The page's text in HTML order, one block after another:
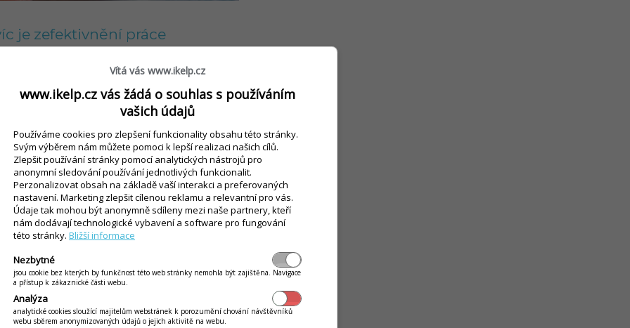
je zefektivnění práce
na tiskárnu a spotřební materiál
účtenkami za zmínku i
a zefektivňovat chod vašeho
„papírování“. Číšníci i poslíčci
na obsluhu, resp.donášku, a
projevem.
Vítá vás www.ikelp.cz
www.ikelp.cz vás žádá o souhlas s používáním
vašich údajů
Používáme cookies pro zlepšení funkcionality obsahu této stránky.
Svým výběrem nám můžete pomoci k lepší realizaci našich cílů.
Zlepšit používání stránky pomocí analytických nástrojů pro
anonymní sledování používání jednotlivých funkcionalit.
Perzonalizovat obsah na základě vaší interakci a preferovaných
nastavení. Marketing zlepšit cílenou reklamu a relevantní pro vás.
Údaje tak mohou být anonymně sdíleny mezi naše partnery, kteří
nám dodávají technologické vybavení a software pro fungování
této stránky. Bližší informace
Nezbytné
jsou cookie bez kterých by funkčnost této web stránky nemohla být zajištěna. Navigace
a přístup k zákaznické části webu.
Analýza
analytické cookies sloužící majitelům webstránek k porozumění chování návštěvníků
webu sběrem anonymizovaných údajů o jejich aktivitě na webu.